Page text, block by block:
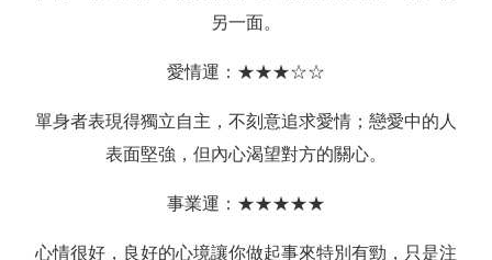
另一面。
愛情運：★★★☆☆
單身者表現得獨立自主，不刻意追求愛情；戀愛中的人
表面堅強，但內心渴望對方的關心。
事業運：★★★★★
心情很好，良好的心境讓你做起事來特別有勁，只是注